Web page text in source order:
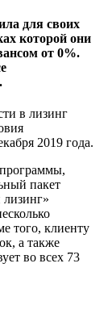
для своих
которой они
от 0%.
в лизинг
2019 года.
пакет
того, клиенту
а также
во всех 73